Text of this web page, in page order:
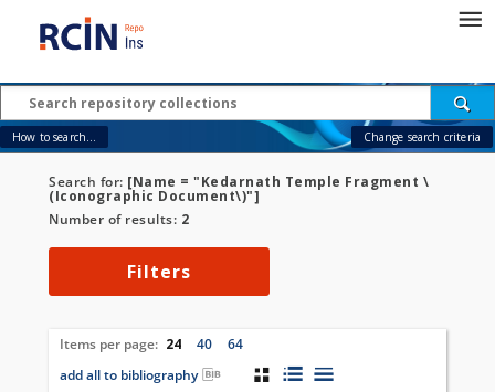
How to search... Change search criteria
Search for: [Name = "Kedarnath Temple Fragment \
(Iconographic Document\)"]
Number of results: 2
Filters
Items per page: 24 40
64
add all to bibliography